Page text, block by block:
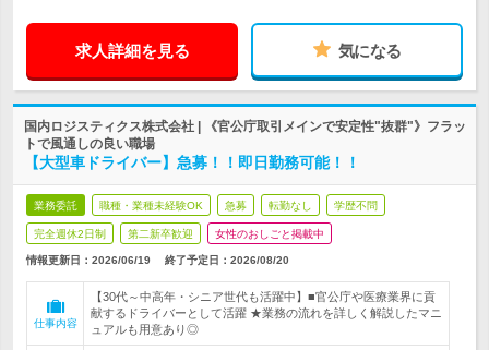
求人詳細を見る 気になる
国内ロジスティクス株式会社 | 《官公庁取引メインで安定性"抜群"》フラッ
トで風通しの良い職場
【大型車ドライバー】急募！！即日勤務可能！！
業務委託 職種・業種未経験OK 急募 転勤なし 学歴不問
完全週休2日制 第二新卒歓迎 女性のおしごと掲載中
情報更新日：2026/06/19 終了予定日： 2026/08/20
仕事内容
【30代～中高年・シニア世代も活躍中】■官公庁や医療業界に貢
献するドライバーとして活躍 ★業務の流れを詳しく解説したマニ
ュアルも用意あり◎